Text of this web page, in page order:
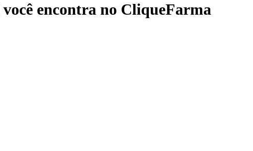
você encontra no CliqueFarma